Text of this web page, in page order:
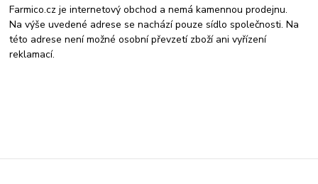
Farmico.cz je internetový obchod a nemá kamennou prodejnu.
Na výše uvedené adrese se nachází pouze sídlo společnosti. Na
této adrese není možné osobní převzetí zboží ani vyřízení
reklamací.